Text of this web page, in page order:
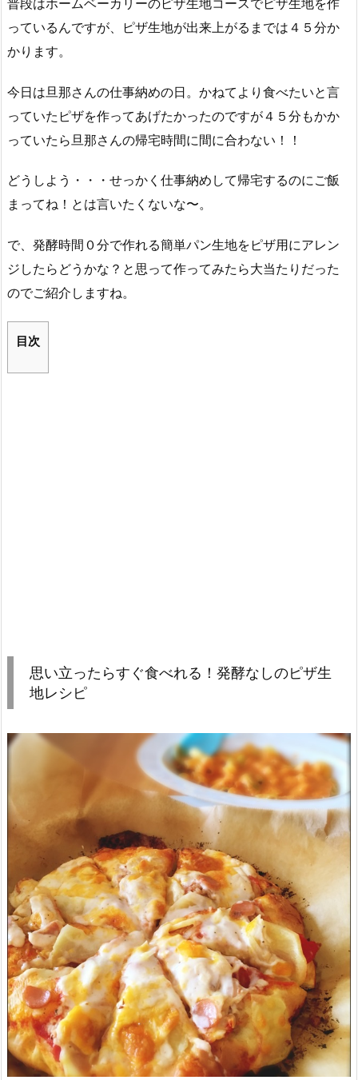
っているんですが、ピザ生地が出来上がるまでは４５分か
かります。
今日は旦那さんの仕事納めの日。かねてより食べたいと言
っていたピザを作ってあげたかったのですが４５分もかか
っていたら旦那さんの帰宅時間に間に合わない！！
どうしよう・・・せっかく仕事納めして帰宅するのにご飯
まってね！とは言いたくないな〜。
で、発酵時間０分で作れる簡単パン生地をピザ用にアレン
ジしたらどうかな？と思って作ってみたら大当たりだった
のでご紹介しますね。
目次
思い立ったらすぐ食べれる！発酵なしのピザ生
地レシピ